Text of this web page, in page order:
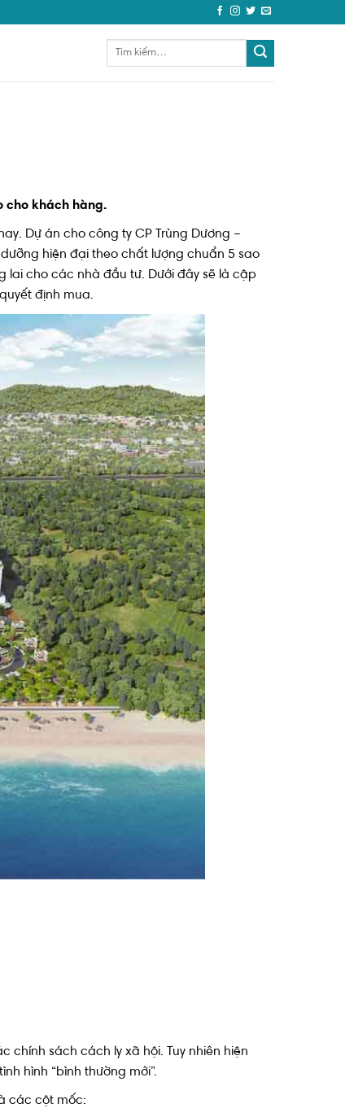
cho khách hàng.
Dự án cho công ty CP Trùng Dương –
hiện đại theo chất lượng chuẩn 5 sao
lai cho các nhà đầu tư. Dưới đây sẽ là cập
định mua.
chính sách cách ly xã hội. Tuy nhiên hiện
hình “bình thường mới”.
các cột mốc: